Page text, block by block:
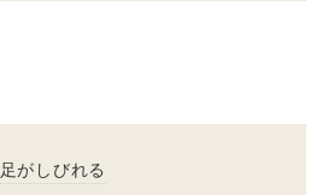
足がしびれる